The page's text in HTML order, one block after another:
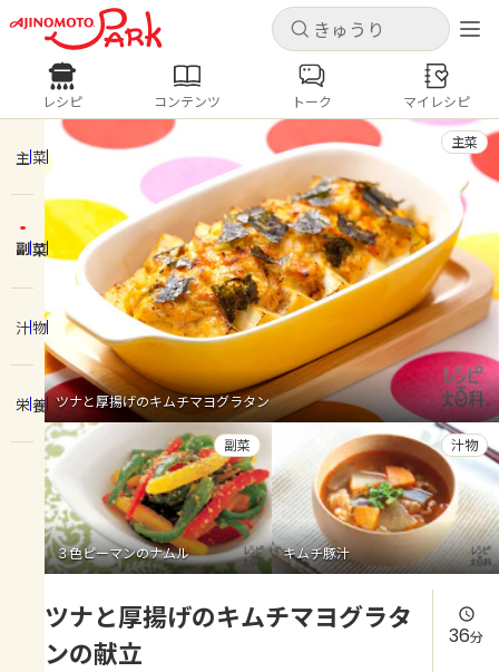
キャンセル
ログインするとレシピを保存できます
ログイン 新規登録
ホーム
コンテンツ
レシピ
トーク
よくあるお問い合わせ
お買い物
AJINOMOTO PARK とは
キャンセル
レシピ コンテンツ
人気の食材・レシピ
きゅうり なす トマト
とうもろこし
ピーマン
みょうが ゴーヤ
レシピ コンテンツ トーク マイレシピ
主菜
副菜
汁物
栄養 ツナと厚揚げのキムチマヨグラタン
主菜
３色ピーマンのナムル
副菜
キムチ豚汁
汁物
ツナと厚揚げのキムチマヨグラタ
ンの献立
36分